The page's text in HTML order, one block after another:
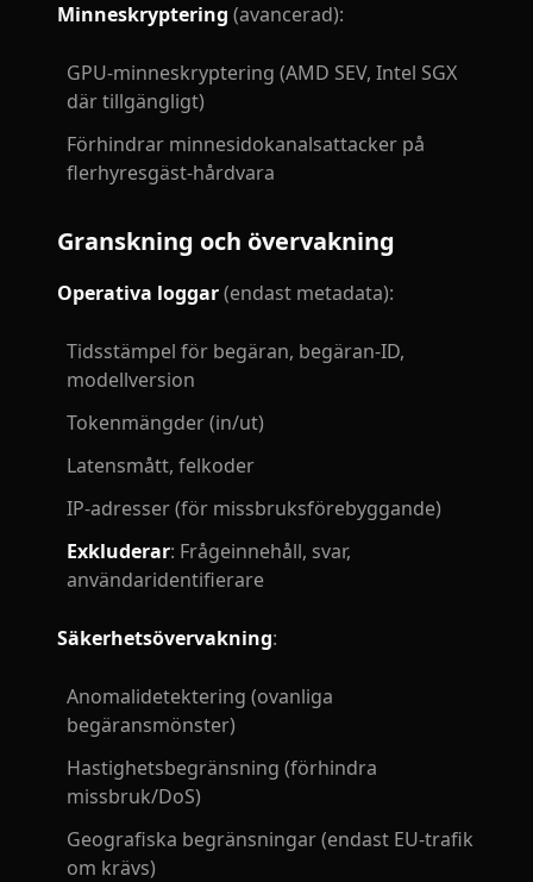
Minneskryptering (avancerad):
GPU-minneskryptering (AMD SEV, Intel SGX
där tillgängligt)
Förhindrar minnesidokanalsattacker på
flerhyresgäst-hårdvara
Granskning och övervakning
Operativa loggar(endast metadata):
Tidsstämpel för begäran, begäran-ID,
modellversion
Tokenmängder (in/ut)
Latensmått, felkoder
IP-adresser (för missbruksförebyggande)
Exkluderar: Frågeinnehåll, svar,
användaridentifierare
Säkerhetsövervakning:
Anomalidetektering (ovanliga
begäransmönster)
Hastighetsbegränsning (förhindra
missbruk/DoS)
Geografiska begränsningar (endast EU-trafik
om krävs)